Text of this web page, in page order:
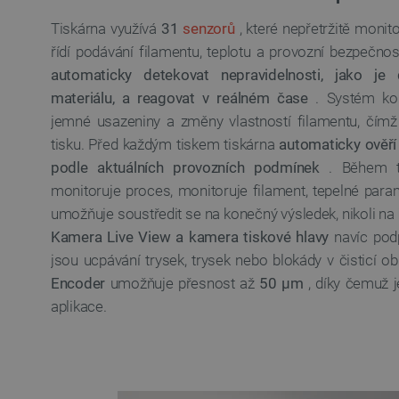
Tiskárna využívá 31 senzorů , které nepřetržitě
řídí podávání filamentu, teplotu a provozní
automaticky detekovat nepravidelnosti, jako je
materiálu, a reagovat v reálném čase. Systém
jemné usazeniny a změny vlastností filamentu,
tisku. Před každým tiskem tiskárna automaticky
podle aktuálních provozních podmínek . Během
monitoruje proces, monitoruje filament, tepelné
umožňuje soustředit se na konečný výsledek, nikoli
Kamera Live View a kamera tiskové hlavy navíc
jsou ucpávání trysek, trysek nebo blokády v čisticí
Encoder umožňuje přesnost až 50 µm , díky čemuž
aplikace.
_lb_ccc
PHPSESSID
critData
critAccountId
cartSkuToUrl